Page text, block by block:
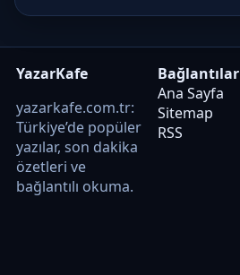
YazarKafe
yazarkafe.com.tr:
Türkiye’de popüler
yazılar, son dakika
özetleri ve
bağlantılı okuma.
Bağlantılar
Ana Sayfa
Sitemap
RSS